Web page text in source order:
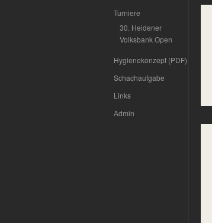
Turniere
30. Heidener
Volksbank Open
Hygienekonzept (PDF)
Schachaufgabe
Links
Admin